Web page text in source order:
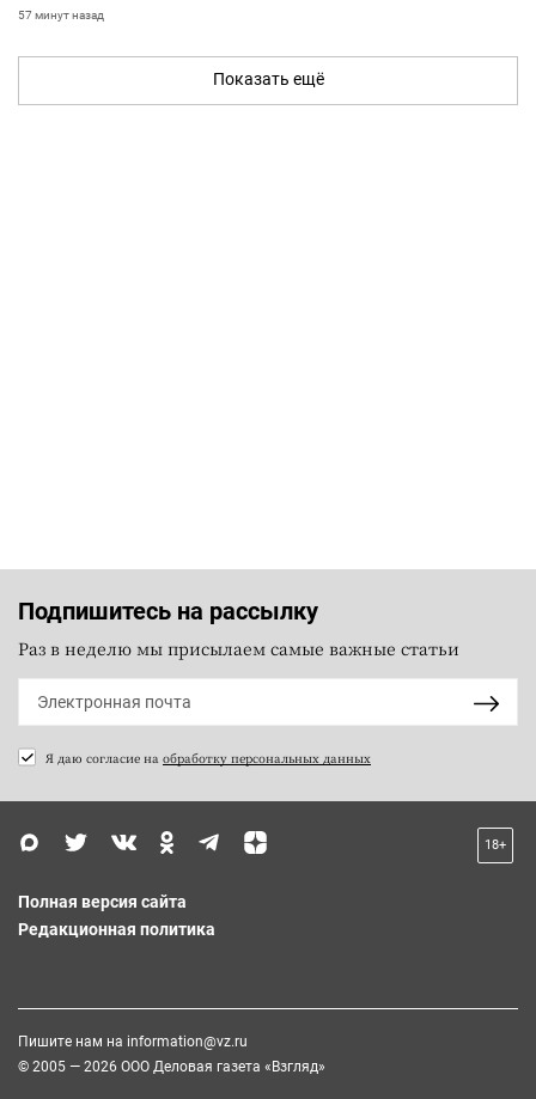
57 минут назад
Показать ещё
Подпишитесь на рассылку
Раз в неделю мы присылаем самые важные статьи
Я даю согласие на обработку персональных данных
18+
Полная версия сайта
Редакционная политика
Пишите нам на information@vz.ru
© 2005 — 2026 ООО Деловая газета «Взгляд»